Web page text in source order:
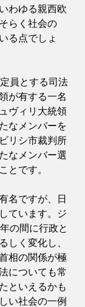
わゆる親西欧
らく社会の
る点でしょ
員とする司法
が有する一名
ヴィリ大統領
なメンバーを
リシ市裁判所
なメンバー選
とです。
名ですが、日
ています。ジ
の間に行政と
しく変化し、
相の関係が極
についても常
といえるかも
い社会の一例